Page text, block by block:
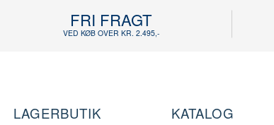
FRI FRAGT
VED KØB OVER KR. 2.495,-
LAGERBUTIK KATALOG